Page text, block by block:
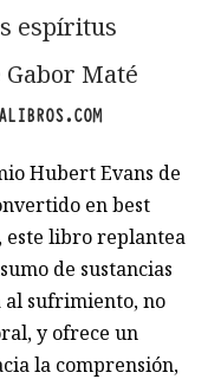
espíritus
Maté
Hubert Evans de
en best
libro replantea
de sustancias
al sufrimiento, no
y ofrece un
la comprensión,